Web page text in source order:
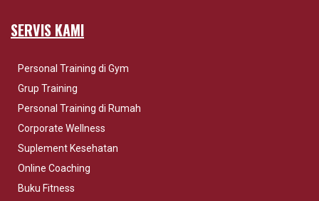
SERVIS KAMI
Personal Training di Gym
Grup Training
Personal Training di Rumah
Corporate Wellness
Suplement Kesehatan
Online Coaching
Buku Fitness